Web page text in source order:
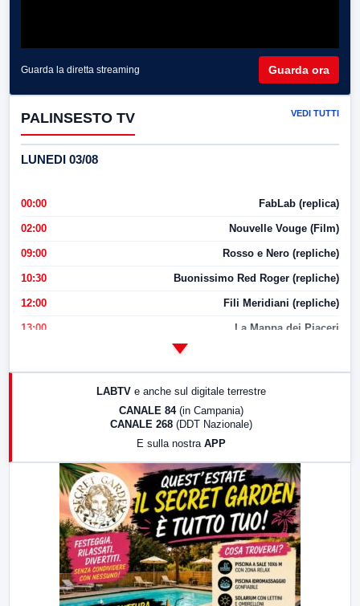
Guarda la diretta streaming Guarda ora
PALINSESTO TV VEDI TUTTI
LUNEDI 03/08
00:00 FabLab (replica)
02:00 Nouvelle Vouge (Film)
09:00 Rosso e Nero (repliche)
10:30 Buonissimo Red Roger (repliche)
12:00 Fili Meridiani (repliche)
13:00 La Mappa dei Piaceri
LabNews (replica)
LABTV e anche sul digitale terrestre
CANALE 84 (in Campania)
CANALE 268 (DDT Nazionale)
E sulla nostra APP